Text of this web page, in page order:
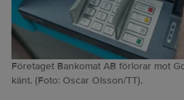
Företaget Bankomat AB förlorar mot
känt. (Foto: Oscar Olsson/TT).